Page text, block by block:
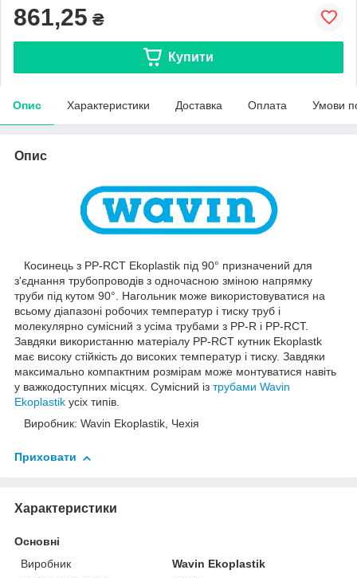
861,25 ₴
Купити
Опис Характеристики Доставка Оплата Умови
Опис
Косинець з PP-RCT Ekoplastik під 90° призначений для
з'єднання трубопроводів з одночасною зміною напрямку
труби під кутом 90°. Нагольник може використовуватися на
всьому діапазоні робочих температур і тиску труб і
молекулярно сумісний з усіма трубами з PP-R і PP-RCT.
Завдяки використанню матеріалу PP-RCT кутник Ekoplastk
має високу стійкість до високих температур і тиску. Завдяки
максимально компактним розмірам може монтуватися навіть
у важкодоступних місцях. Сумісний із трубами Wavin
Ekoplastik усіх типів.
Виробник: Wavin Ekoplastik, Чехія
Приховати
Характеристики
Основні
Виробник
Wavin Ekoplastik